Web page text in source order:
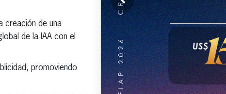
creación de una
de la IAA con el
promoviendo